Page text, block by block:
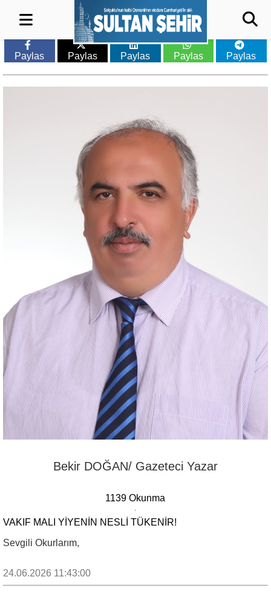
Paylas Paylas Paylas Paylas Paylas
Bekir DOĞAN/ Gazeteci Yazar
1139 Okunma
VAKIF MALI YIYENIN NESLI TÜKENIR!
Sevgili Okurlarım,
24.06.2026 11:43:00